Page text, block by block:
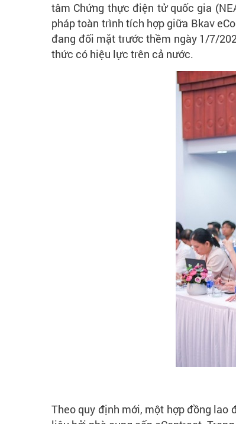
tâm Chứng thực điện tử quốc gia
pháp toàn trình tích hợp giữa Bkav
đang đối mặt trước thềm ngày 1/7/
thức có hiệu lực trên cả nước.
Theo quy định mới, một hợp đồng lao